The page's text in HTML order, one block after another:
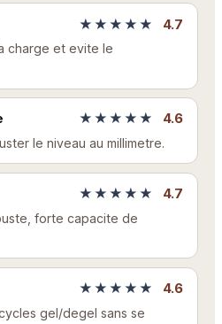
★★★★★ 4.7
charge et evite le
★★★★★ 4.6
le niveau au millimetre.
★★★★★ 4.7
forte capacite de
★★★★★ 4.6
gel/degel sans se